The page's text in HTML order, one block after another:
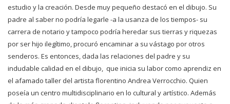
estudio y la creación. Desde muy pequeño destacó en el dibujo. Su
padre al saber no podría legarle -a la usanza de los tiempos- su
carrera de notario y tampoco podría heredar sus tierras y riquezas
por ser hijo ilegítimo, procuró encaminar a su vástago por otros
senderos. Es entonces, dada las relaciones del padre y su
indudable calidad en el dibujo, que inicia su labor como aprendiz en
el afamado taller del artista florentino Andrea Verrocchio. Quien
poseía un centro multidisciplinario en lo cultural y artístico. Además